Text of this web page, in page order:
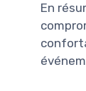
En